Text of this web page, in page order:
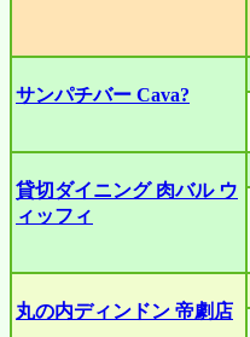
サンパチバー Cava?
貸切ダイニング 肉バル ウ
ィッフィ
丸の内ディンドン 帝劇店